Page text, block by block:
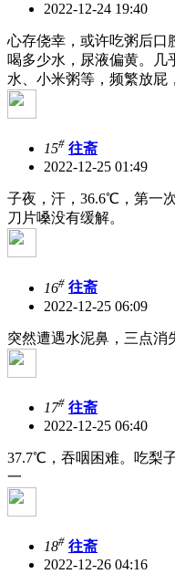
2022-12-24 19:40
心存侥幸，或许吃粥后
喝多少水，尿液偏黄。几
水、小米粥等，频繁放屁
15# 往斋
2022-12-25 01:49
子夜，汗，36.6℃，第一
刀片嗓没有缓解。
16# 往斋
2022-12-25 06:09
突然遭遇水泥鼻，三点消
17# 往斋
2022-12-25 06:40
37.7℃，吞咽困难。吃梨
一
18# 往斋
2022-12-26 04:16